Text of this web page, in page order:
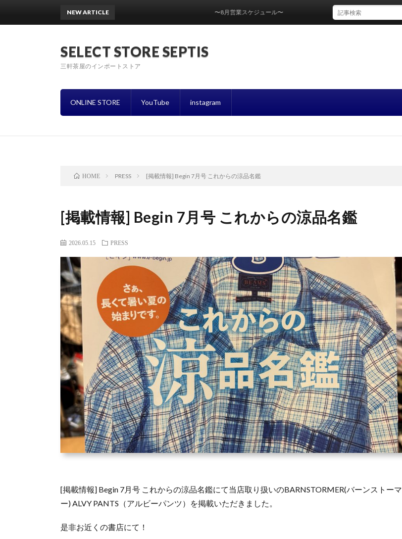
SELECT STORE SEPTIS
三軒茶屋のインポートストア
ONLINE STORE YouTube instagram
NEW ARTICLE 〜8月営業スケジュール〜
HOME PRESS [掲載情報] Begin 7月号 これからの涼品名鑑
[掲載情報] Begin 7月号 これからの涼品名鑑
2026.05.15 PRESS
[掲載情報] Begin 7月号 これからの涼品名鑑にて当店取り扱いのBARNSTORMER(バーンストーマ
ー) ALVY PANTS（アルビーパンツ）を掲載いただきました。
是非お近くの書店にて！